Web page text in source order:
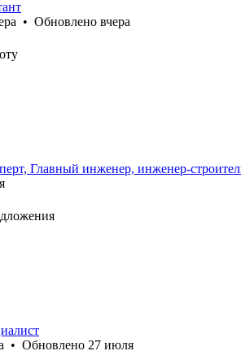
• Обновлено вчера
Главный инженер, инженер-
• Обновлено 27 июля